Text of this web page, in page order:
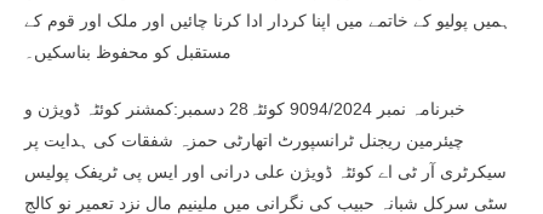
ہمیں پولیو کے خاتمے میں اپنا کردار ادا کرنا چائیں اور ملک اور قوم کے
مستقبل کو محفوظ بناسکیں۔
خبرنامہ نمبر 9094/2024 کوئٹہ28 دسمبر:کمشنر کوئٹہ ڈویژن و
چیئرمین ریجنل ٹرانسپورٹ اتھارٹی حمزہ شفقات کی ہدایت پر
سیکرٹری آر ٹی اے کوئٹہ ڈویژن علی درانی اور ایس پی ٹریفک پولیس
سٹی سرکل شبانہ حبیب کی نگرانی میں ملینیم مال نزد تعمیر نو کالج